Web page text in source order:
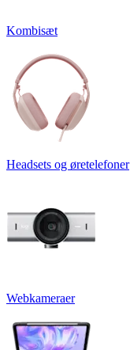
Kombisæt
Headsets og øretelefoner
Webkameraer